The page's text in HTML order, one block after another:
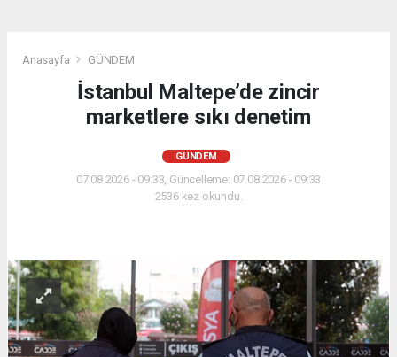
Anasayfa GÜNDEM
İstanbul Maltepe’de zincir
marketlere sıkı denetim
GÜNDEM
07.08.2026 - 09:33, Güncelleme: 07.08.2026 - 09:33
2536 kez okundu.